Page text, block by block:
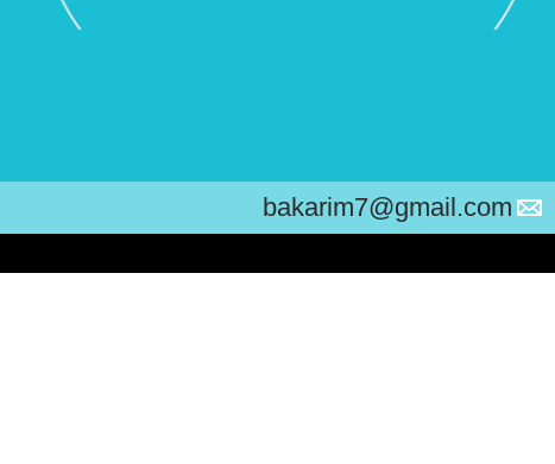
bakarim7@gmail.com